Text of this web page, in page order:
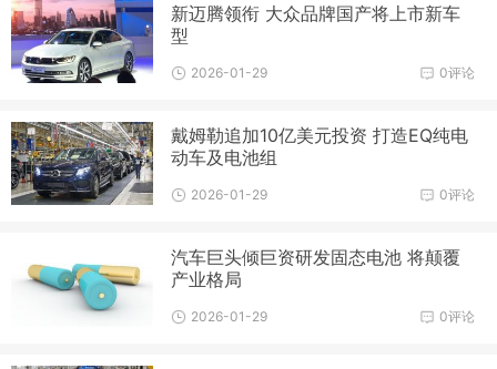
新迈腾领衔 大众品牌国产将上市新车
型
0评论
2026-01-29
戴姆勒追加10亿美元投资 打造EQ纯电
动车及电池组
0评论
2026-01-29
汽车巨头倾巨资研发固态电池 将颠覆
产业格局
0评论
2026-01-29